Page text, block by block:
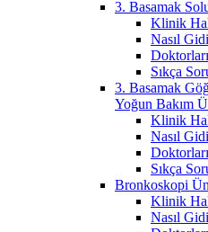
3. Basamak
Klinik
Nasıl
Sıkça
3. Basamak
Yoğun Bakım
Klinik
Nasıl
Sıkça
Bronkoskopi
Klinik
Nasıl